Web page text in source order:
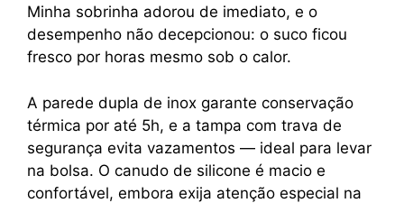
Minha sobrinha adorou de imediato, e o
desempenho não decepcionou: o suco ficou
fresco por horas mesmo sob o calor.
A parede dupla de inox garante conservação
térmica por até 5h, e a tampa com trava de
segurança evita vazamentos — ideal para levar
na bolsa. O canudo de silicone é macio e
confortável, embora exija atenção especial na